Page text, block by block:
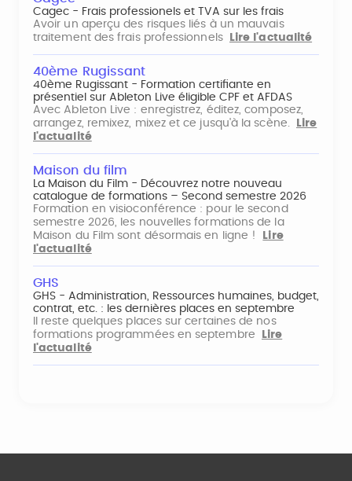
Cagec - Frais professionels et TVA sur les frais
Avoir un aperçu des risques liés à un mauvais
traitement des frais professionnels
Lire l'actualité
40ème Rugissant
40ème Rugissant - Formation certifiante en
présentiel sur Ableton Live éligible CPF et AFDAS
Avec Ableton Live : enregistrez, éditez, composez,
arrangez, remixez, mixez et ce jusqu'à la scène.
Lire
l'actualité
Maison du film
La Maison du Film - Découvrez notre nouveau
catalogue de formations – Second semestre 2026
Formation en visioconférence : pour le second
semestre 2026, les nouvelles formations de la
Maison du Film sont désormais en ligne !
Lire
l'actualité
GHS
GHS - Administration, Ressources humaines, budget,
contrat, etc. : les dernières places en septembre
Il reste quelques places sur certaines de nos
formations programmées en septembre
Lire
l'actualité